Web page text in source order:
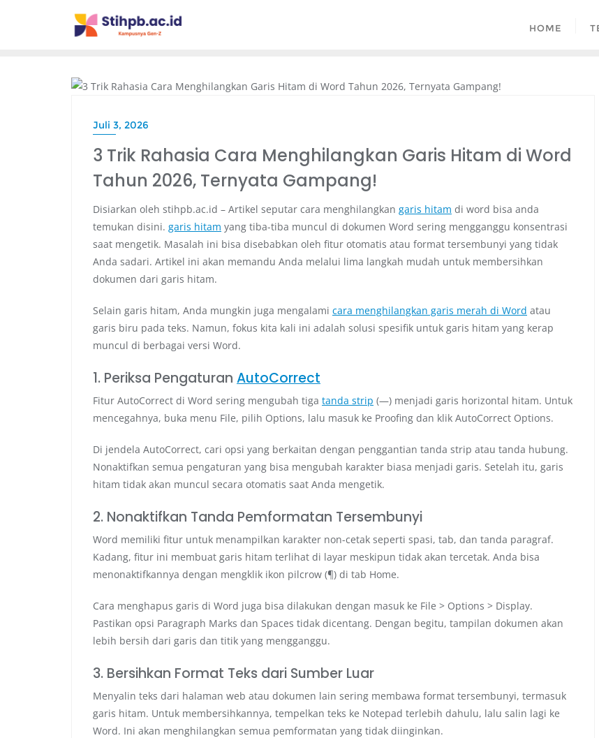
HOME
Juli 3, 2026
3 Trik Rahasia Cara Menghilangkan Garis Hitam di Word
Tahun 2026, Ternyata Gampang!
Disiarkan oleh stihpb.ac.id – Artikel seputar cara menghilangkan garis hitam di word bisa anda
temukan disini. garis hitam yang tiba-tiba muncul di dokumen Word sering mengganggu konsentrasi
saat mengetik. Masalah ini bisa disebabkan oleh fitur otomatis atau format tersembunyi yang tidak
Anda sadari. Artikel ini akan memandu Anda melalui lima langkah mudah untuk membersihkan
dokumen dari garis hitam.
Selain garis hitam, Anda mungkin juga mengalami cara menghilangkan garis merah di Word atau
garis biru pada teks. Namun, fokus kita kali ini adalah solusi spesifik untuk garis hitam yang kerap
muncul di berbagai versi Word.
1. Periksa Pengaturan AutoCorrect
Fitur AutoCorrect di Word sering mengubah tiga tanda strip (—) menjadi garis horizontal hitam. Untuk
mencegahnya, buka menu File, pilih Options, lalu masuk ke Proofing dan klik AutoCorrect Options.
Di jendela AutoCorrect, cari opsi yang berkaitan dengan penggantian tanda strip atau tanda hubung.
Nonaktifkan semua pengaturan yang bisa mengubah karakter biasa menjadi garis. Setelah itu, garis
hitam tidak akan muncul secara otomatis saat Anda mengetik.
2. Nonaktifkan Tanda Pemformatan Tersembunyi
Word memiliki fitur untuk menampilkan karakter non-cetak seperti spasi, tab, dan tanda paragraf.
Kadang, fitur ini membuat garis hitam terlihat di layar meskipun tidak akan tercetak. Anda bisa
menonaktifkannya dengan mengklik ikon pilcrow (¶) di tab Home.
Cara menghapus garis di Word juga bisa dilakukan dengan masuk ke File > Options > Display.
Pastikan opsi Paragraph Marks dan Spaces tidak dicentang. Dengan begitu, tampilan dokumen akan
lebih bersih dari garis dan titik yang mengganggu.
3. Bersihkan Format Teks dari Sumber Luar
Menyalin teks dari halaman web atau dokumen lain sering membawa format tersembunyi, termasuk
garis hitam. Untuk membersihkannya, tempelkan teks ke Notepad terlebih dahulu, lalu salin lagi ke
Word. Ini akan menghilangkan semua pemformatan yang tidak diinginkan.